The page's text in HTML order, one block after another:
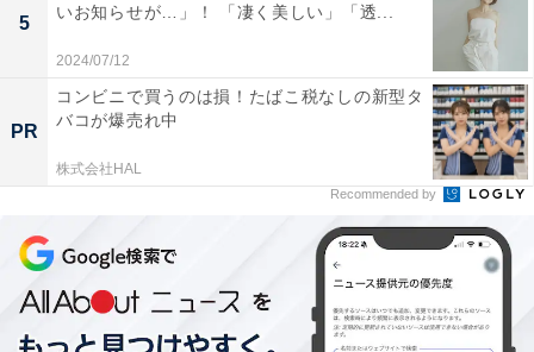
5
いお知らせが…」！ 「凄く美しい」「透...
2024/07/12
PR
コンビニで買うのは損！たばこ税なしの新型タ
バコが爆売れ中
株式会社HAL
Recommended by